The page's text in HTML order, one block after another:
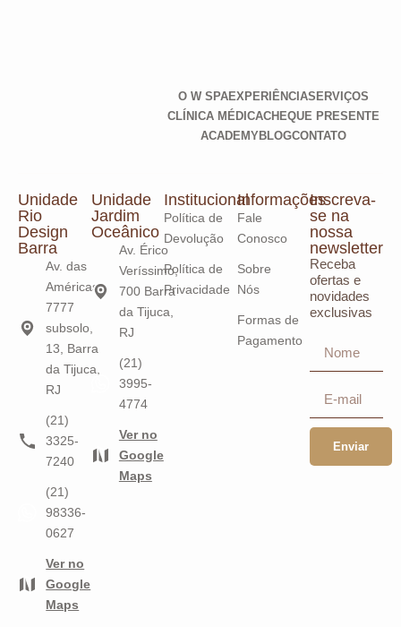
O W SPAEXPERIÊNCIASERVIÇOS
CLÍNICA MÉDICACHEQUE PRESENTE
ACADEMYBLOGCONTATO
Unidade
Rio
Design
Barra
Av. das
Américas,
7777
subsolo,
13, Barra
da Tijuca,
RJ
(21)
3325-
7240
(21)
98336-
0627
Ver no
Google
Maps
Unidade
Jardim
Oceânico
Av. Érico
Veríssimo,
700 Barra
da Tijuca,
RJ
(21)
3995-
4774
Ver no
Google
Maps
Institucional
Política de
Devolução
Política de
Privacidade
Informações
Fale
Conosco
Sobre
Nós
Formas de
Pagamento
Inscreva-
se na
nossa
newsletter
Receba
ofertas e
novidades
exclusivas
Enviar